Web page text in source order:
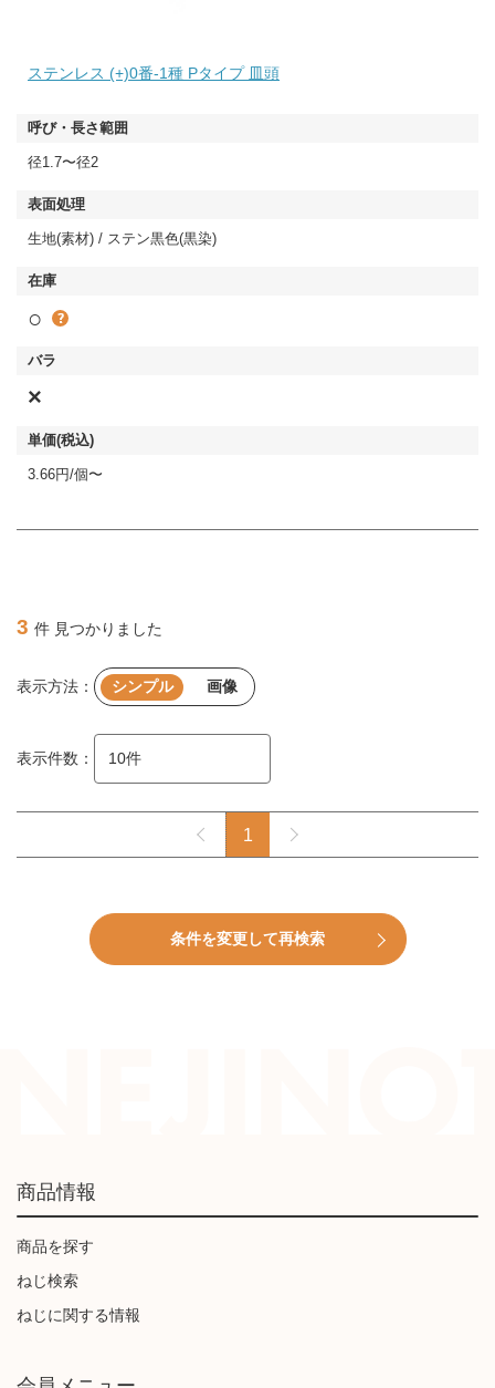
ステンレス (+)0番-1種 Pタイプ 皿頭
径1.7〜径2
生地(素材) / ステン黒色(黒染)
○
×
3.66円/個〜
3 件 見つかりました
表示方法： シンプル 画像
表示件数：
1
条件を変更して再検索
商品情報
商品を探す
ねじ検索
ねじに関する情報